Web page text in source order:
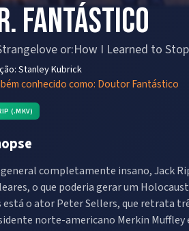
Fantástico
or:How I Learned to
Stanley Kubrick
conhecido como: Doutor Fantástico
(.MKV)
completamente insano, Jack
o que poderia gerar um
está o ator Peter Sellers, que retrata
norte-americano Merkin Muffley